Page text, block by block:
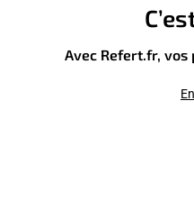
Avec Refert.fr, vos